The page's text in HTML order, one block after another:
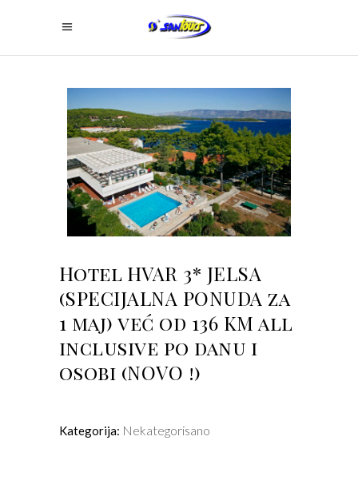
Hotel HVAR 3* JELSA
(SPECIJALNA PONUDA za
1 maj) već od 136 KM all
inclusive po danu i
osobi (NOVO !)
Kategorija: Nekategorisano